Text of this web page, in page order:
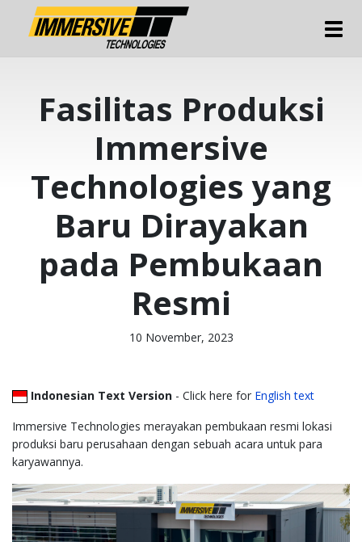
Fasilitas Produksi
Immersive
Technologies yang
Baru Dirayakan
pada Pembukaan
Resmi
10 November, 2023
Indonesian Text Version - Click here for English text
Immersive Technologies merayakan pembukaan resmi lokasi
produksi baru perusahaan dengan sebuah acara untuk para
karyawannya.